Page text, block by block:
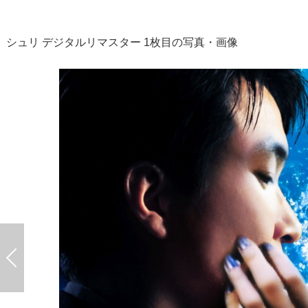
シュリ デジタルリマスター 1枚目の写真・画像